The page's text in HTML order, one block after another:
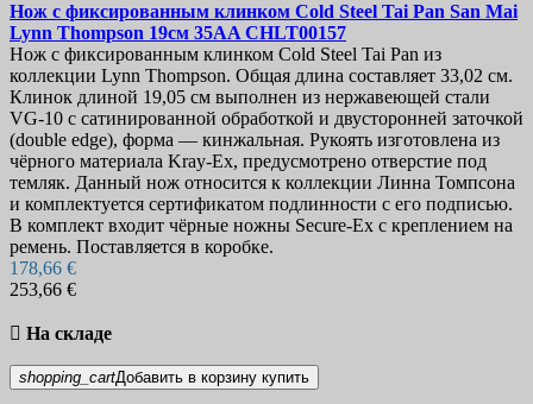
Нож с фиксированным клинком Cold Steel Tai Pan San Mai
Lynn Thompson 19см 35AA CHLT00157
Нож с фиксированным клинком Cold Steel Tai Pan из
коллекции Lynn Thompson. Общая длина составляет 33,02 см.
Клинок длиной 19,05 см выполнен из нержавеющей стали
VG-10 с сатинированной обработкой и двусторонней заточкой
(double edge), форма — кинжальная. Рукоять изготовлена из
чёрного материала Kray-Ex, предусмотрено отверстие под
темляк. Данный нож относится к коллекции Линна Томпсона
и комплектуется сертификатом подлинности с его подписью.
В комплект входит чёрные ножны Secure-Ex с креплением на
ремень. Поставляется в коробке.
178,66 €
253,66 €
 На складе
shopping_cartДобавить в корзину купить